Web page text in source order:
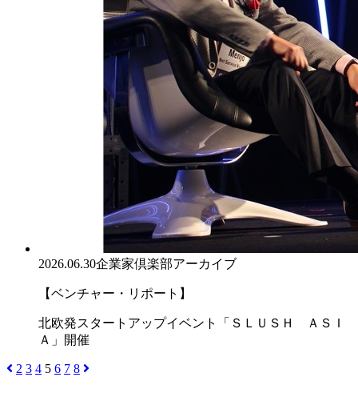
2026.06.30企業家倶楽部アーカイブ
【ベンチャー・リポート】
北欧発スタートアップイベント「ＳＬＵＳＨ ＡＳＩ
Ａ」開催
2 3 4 5 6 7 8